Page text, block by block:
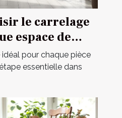
le carrelage
espace de
pour chaque pièce
essentielle dans